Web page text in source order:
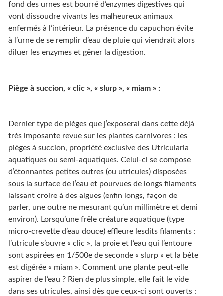
fond des urnes est bourré d’enzymes digestives qui
vont dissoudre vivants les malheureux animaux
enfermés à l’intérieur. La présence du capuchon évite
à l’urne de se remplir d’eau de pluie qui viendrait alors
diluer les enzymes et gêner la digestion.
Piège à succion, « clic », « slurp », « miam » :
Dernier type de pièges que j’exposerai dans cette déjà
très imposante revue sur les plantes carnivores : les
pièges à succion, propriété exclusive des Utricularia
aquatiques ou semi-aquatiques. Celui-ci se compose
d’étonnantes petites outres (ou utricules) disposées
sous la surface de l’eau et pourvues de longs filaments
laissant croire à des algues (enfin longs, façon de
parler, une outre ne mesurant qu’un millimètre et demi
environ). Lorsqu’une frêle créature aquatique (type
micro-crevette d’eau douce) effleure lesdits filaments :
l’utricule s’ouvre « clic », la proie et l’eau qui l’entoure
sont aspirées en 1/500e de seconde « slurp » et la bête
est digérée « miam ». Comment une plante peut-elle
aspirer de l’eau ? Rien de plus simple, elle fait le vide
dans ses utricules, ainsi dès que ceux-ci sont ouverts :